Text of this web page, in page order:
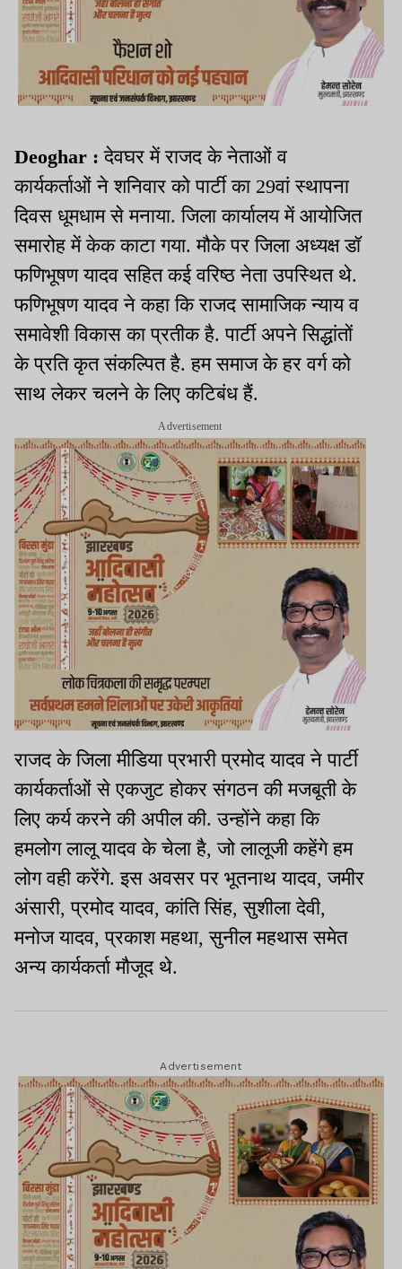
Deoghar :देवघर में राजद के नेताओं व
कार्यकर्ताओं ने शनिवार को पार्टी का 29वां स्थापना
दिवस धूमधाम से मनाया. जिला कार्यालय में आयोजित
समारोह में केक काटा गया. मौके पर जिला अध्यक्ष डॉ
फणिभूषण यादव सहित कई वरिष्ठ नेता उपस्थित थे.
फणिभूषण यादव ने कहा कि राजद सामाजिक न्याय व
समावेशी विकास का प्रतीक है. पार्टी अपने सिद्धांतों
के प्रति कृत संकल्पित है. हम समाज के हर वर्ग को
साथ लेकर चलने के लिए कटिबंध हैं.
Advertisement
राजद के जिला मीडिया प्रभारी प्रमोद यादव ने पार्टी
कार्यकर्ताओं से एकजुट होकर संगठन की मजबूती के
लिए कर्य करने की अपील की. उन्होंने कहा कि
हमलोग लालू यादव के चेला है, जो लालूजी कहेंगे हम
लोग वही करेंगे. इस अवसर पर भूतनाथ यादव, जमीर
अंसारी, प्रमोद यादव, कांति सिंह, सुशीला देवी,
मनोज यादव, प्रकाश महथा, सुनील महथास समेत
अन्य कार्यकर्ता मौजूद थे.
Advertisement